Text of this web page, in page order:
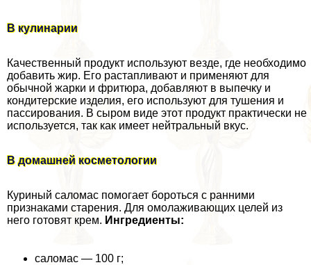
В кулинарии
Качественный продукт используют везде, где необходимо
добавить жир. Его растапливают и применяют для
обычной жарки и фритюра, добавляют в выпечку и
кондитерские изделия, его используют для тушения и
пассирования. В сыром виде этот продукт пpaктически не
используется, так как имеет нейтральный вкус.
В домашней косметологии
Куриный саломас помогает бороться с ранними
признаками старения. Для омолаживающих целей из
него готовят крем. Ингредиенты:
саломас — 100 г;